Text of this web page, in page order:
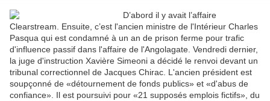
D’abord il y avait l’affaire
Clearstream. Ensuite, c’est l'ancien ministre de l'Intérieur Charles
Pasqua qui est condamné à un an de prison ferme pour trafic
d'influence passif dans l'affaire de l'Angolagate. Vendredi dernier,
la juge d'instruction Xavière Simeoni a décidé le renvoi devant un
tribunal correctionnel de Jacques Chirac. L'ancien président est
soupçonné de «détournement de fonds publics» et «d'abus de
confiance». Il est poursuivi pour «21 supposés emplois fictifs», du